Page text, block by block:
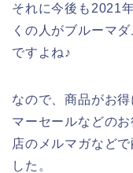
それに今後も2021
くの人がブルーマ
ですよね♪
なので、商品がお
マーセールなどの
店のメルマガなど
した。